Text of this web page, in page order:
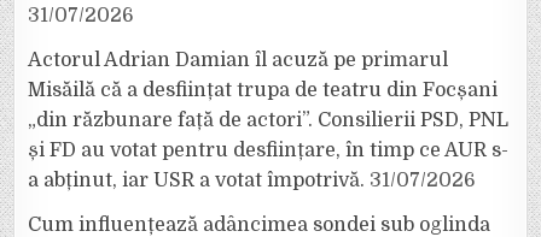
31/07/2026
Actorul Adrian Damian îl acuză pe primarul
Misăilă că a desființat trupa de teatru din Focșani
„din răzbunare față de actori”. Consilierii PSD, PNL
și FD au votat pentru desființare, în timp ce AUR s-
a abținut, iar USR a votat împotrivă. 31/07/2026
Cum influențează adâncimea sondei sub oglinda